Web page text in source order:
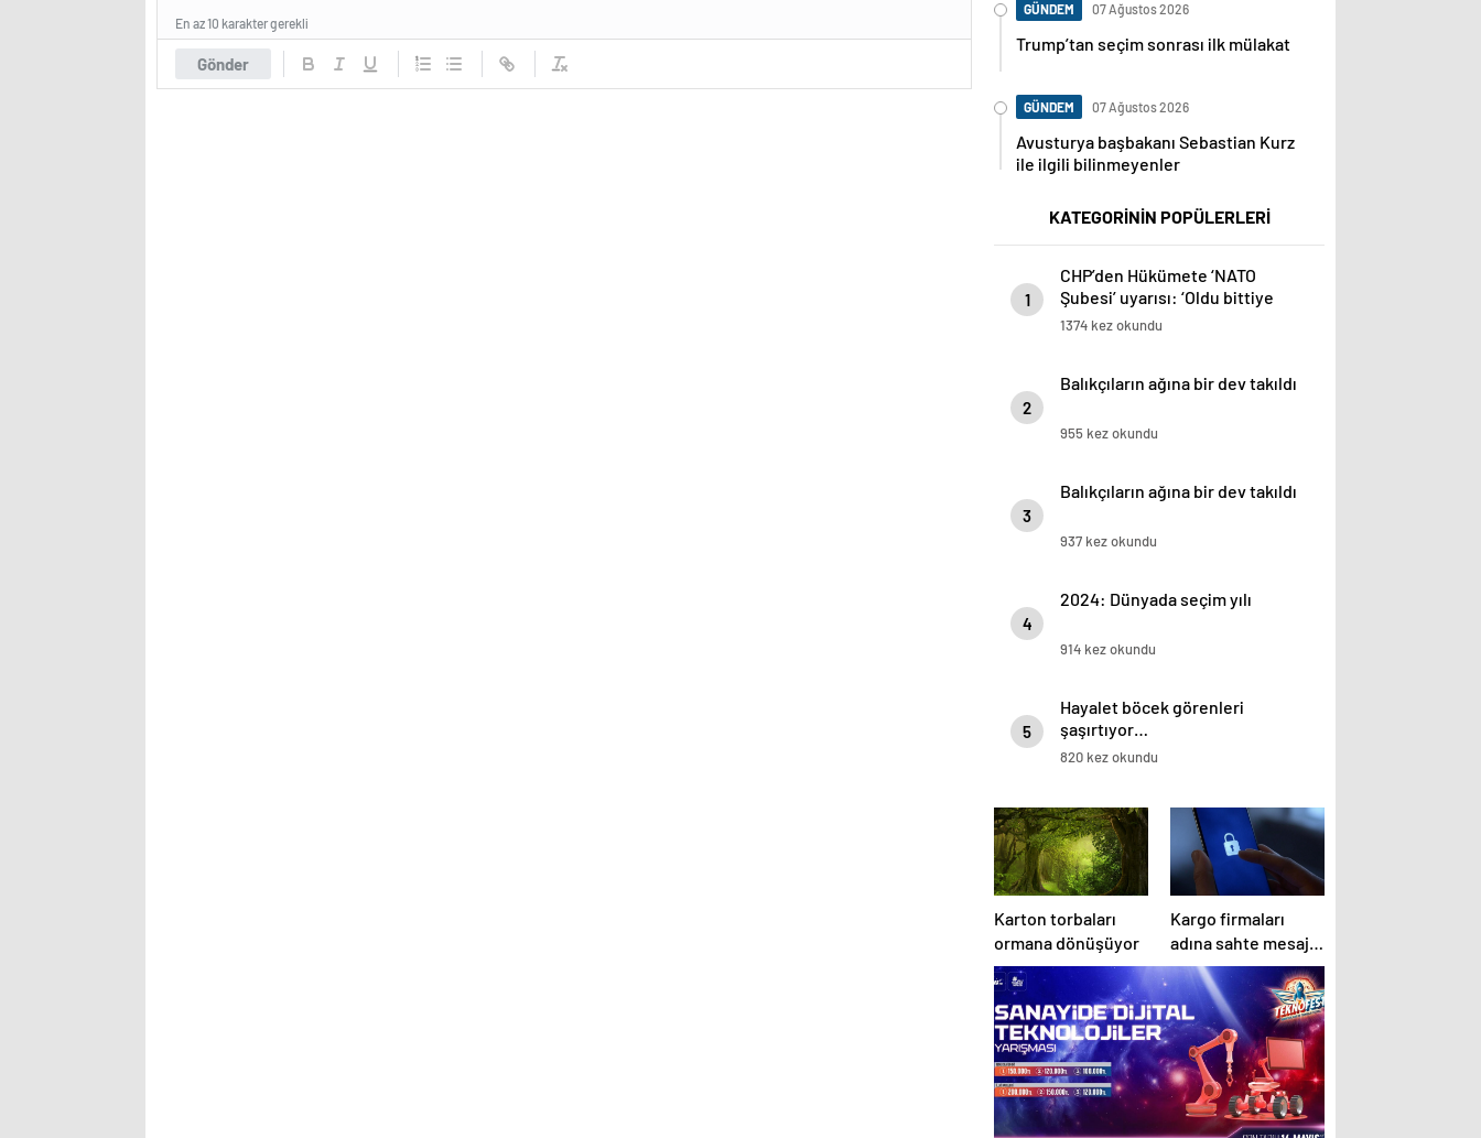
Gönder
En az 10 karakter gerekli
GÜNDEM 07 Ağustos 2026
Trump’tan seçim sonrası ilk mülakat
GÜNDEM 07 Ağustos 2026
Avusturya başbakanı Sebastian Kurz
ile ilgili bilinmeyenler
KATEGORİNİN POPÜLERLERİ
1
CHP’den Hükümete ‘NATO
Şubesi’ uyarısı: ‘Oldu bittiye
getirmeyin’
1374 kez okundu
2
Balıkçıların ağına bir dev takıldı
955 kez okundu
3
Balıkçıların ağına bir dev takıldı
937 kez okundu
4
2024: Dünyada seçim yılı
914 kez okundu
5
Hayalet böcek görenleri
şaşırtıyor…
820 kez okundu
Karton torbaları
ormana dönüşüyor
Kargo firmaları
adına sahte mesaj
tuzağı: Kişisel
bilgileriniz
tehlikede!